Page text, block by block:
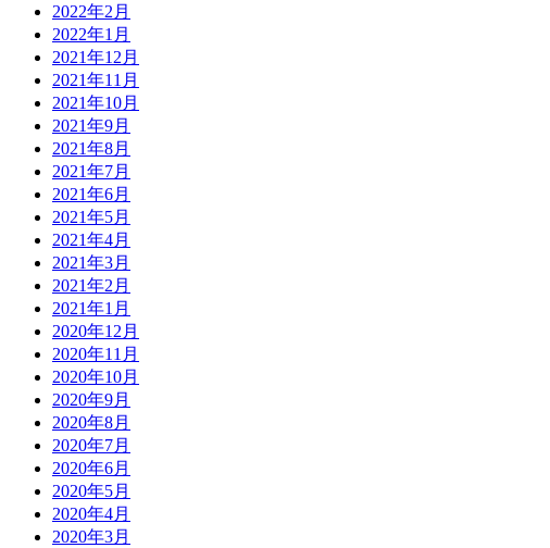
2022年2月
2022年1月
2021年12月
2021年11月
2021年10月
2021年9月
2021年8月
2021年7月
2021年6月
2021年5月
2021年4月
2021年3月
2021年2月
2021年1月
2020年12月
2020年11月
2020年10月
2020年9月
2020年8月
2020年7月
2020年6月
2020年5月
2020年4月
2020年3月